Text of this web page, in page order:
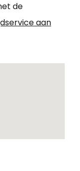
de
aan